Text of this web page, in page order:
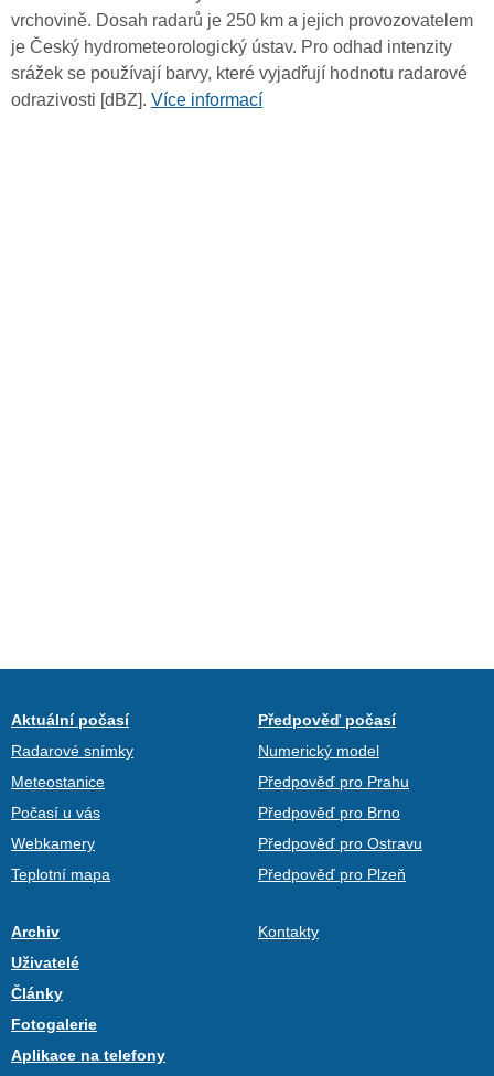
vrchovině. Dosah radarů je 250 km a jejich provozovatelem
je Český hydrometeorologický ústav. Pro odhad intenzity
srážek se používají barvy, které vyjadřují hodnotu radarové
odrazivosti [dBZ]. Více informací
Aktuální počasí
Radarové snímky
Meteostanice
Počasí u vás
Webkamery
Teplotní mapa
Předpověď počasí
Numerický model
Předpověď pro Prahu
Předpověď pro Brno
Předpověď pro Ostravu
Předpověď pro Plzeň
Archiv
Uživatelé
Články
Fotogalerie
Aplikace na telefony
Kontakty